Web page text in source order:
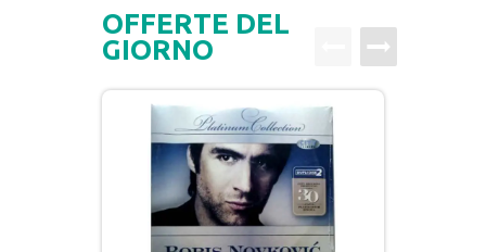
TEORIJE ZAVERE
TRILERI
UMETNOST
OFFERTE DEL
GIORNO